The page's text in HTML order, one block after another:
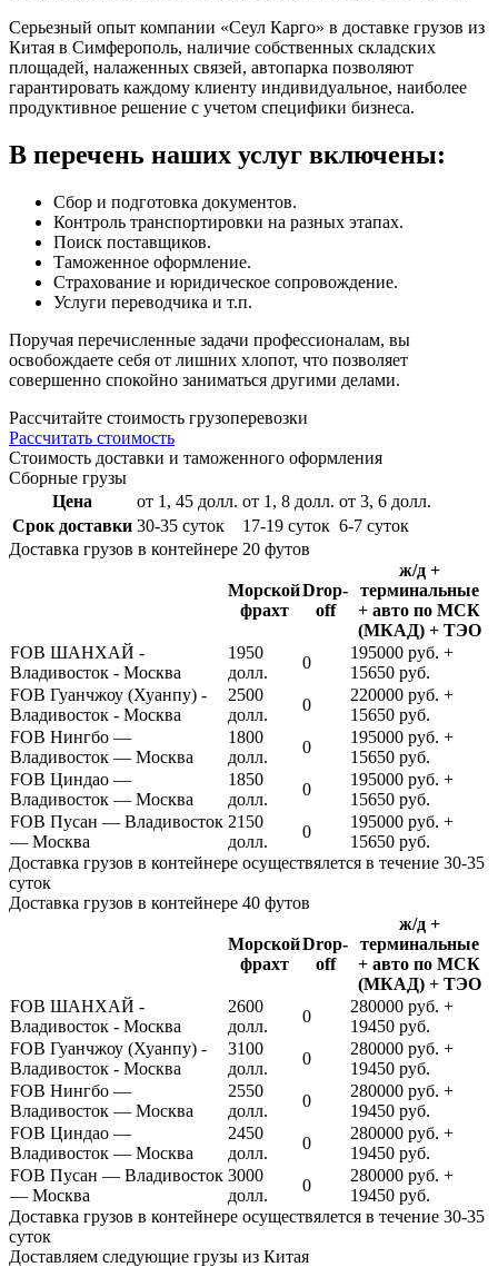
Серьезный опыт компании «Сеул Карго» в доставке грузов из
Китая в Симферополь, наличие собственных складских
площадей, налаженных связей, автопарка позволяют
гарантировать каждому клиенту индивидуальное, наиболее
продуктивное решение с учетом специфики бизнеса.
В перечень наших услуг включены:
Сбор и подготовка документов.
Контроль транспортировки на разных этапах.
Поиск поставщиков.
Таможенное оформление.
Страхование и юридическое сопровождение.
Услуги переводчика и т.п.
Поручая перечисленные задачи профессионалам, вы
освобождаете себя от лишних хлопот, что позволяет
совершенно спокойно заниматься другими делами.
Расcчитайте стоимость грузоперевозки
Рассчитать стоимость
Стоимость доставки и таможенного оформления
Сборные грузы
Цена
от 1, 45 долл. от 1, 8 долл. от 3, 6 долл.
Срок доставки 30-35 суток 17-19 суток 6-7 суток
Доставка грузов в контейнере 20 футов
Морской
фрахт
Drop-
off
ж/д +
терминальные
+ авто по МСК
(МКАД) + ТЭО
FOB ШАНХАЙ -
Владивосток - Москва
1950
долл.
0
195000 руб. +
15650 руб.
FOB Гуанчжоу (Хуанпу) -
Владивосток - Москва
2500
долл.
0
220000 руб. +
15650 руб.
FOB Нингбо —
Владивосток — Москва
1800
долл.
0
195000 руб. +
15650 руб.
FOB Циндао —
Владивосток — Москва
1850
долл.
0
195000 руб. +
15650 руб.
FOB Пусан — Владивосток
— Москва
2150
долл.
0
195000 руб. +
15650 руб.
Доставка грузов в контейнере осуществялется в течение 30-35
суток
Доставка грузов в контейнере 40 футов
Морской
фрахт
Drop-
off
ж/д +
терминальные
+ авто по МСК
(МКАД) + ТЭО
FOB ШАНХАЙ -
Владивосток - Москва
2600
долл.
0
280000 руб. +
19450 руб.
FOB Гуанчжоу (Хуанпу) -
Владивосток - Москва
3100
долл.
0
280000 руб. +
19450 руб.
FOB Нингбо —
Владивосток — Москва
2550
долл.
0
280000 руб. +
19450 руб.
FOB Циндао —
Владивосток — Москва
2450
долл.
0
280000 руб. +
19450 руб.
FOB Пусан — Владивосток
— Москва
3000
долл.
0
280000 руб. +
19450 руб.
Доставка грузов в контейнере осуществялется в течение 30-35
суток
Доставляем следующие грузы из Китая